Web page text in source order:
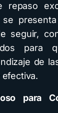
repaso
se
seguir,
para
de
para